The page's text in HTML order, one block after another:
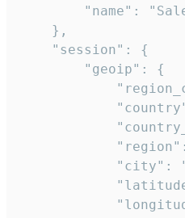
"name":
    },
    "session": {
        "geoip": {
"city":